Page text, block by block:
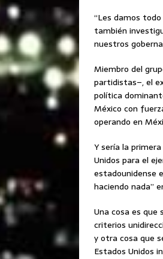
“Les damos
también
nuestros
Miembro del
partidistas–, el
política
México con
operando en
Y sería la
Unidos para el
estadounidense
haciendo nada”
Una cosa es
criterios
y otra cosa que
Estados Unidos